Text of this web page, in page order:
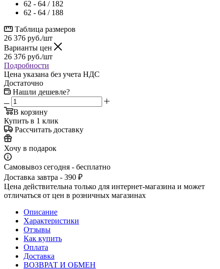
62 - 64 / 182
62 - 64 / 188
Таблица размеров
26 376 руб./шт
Варианты цен
26 376 руб./шт
Подробности
Цена указана без учета НДС
Достаточно
Нашли дешевле?
В корзину
Купить в 1 клик
Рассчитать доставку
Хочу в подарок
Самовывоз сегодня - бесплатно
Доставка завтра - 390 ₽
Цена действительна только для интернет-магазина и может
отличаться от цен в розничных магазинах
Описание
Характеристики
Отзывы
Как купить
Оплата
Доставка
ВОЗВРАТ И ОБМЕН